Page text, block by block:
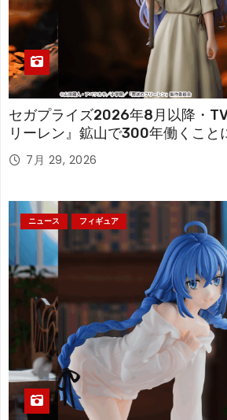
セガプライズ2026年8月以降・
リーレン』鉱山で300年働くこと
「フリーレン」を立体化！
7月 29, 2026
ニュース フィギュア